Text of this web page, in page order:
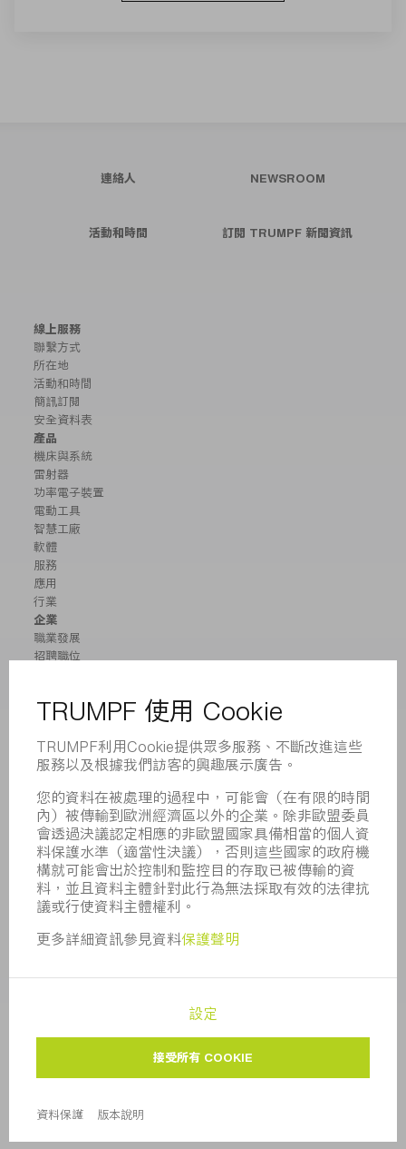
連絡人 NEWSROOM
活動和時間 訂閱 TRUMPF 新聞資訊
線上服務
聯繫方式
所在地
活動和時間
簡訊訂閱
安全資料表
產品
機床與系統
雷射器
功率電子裝置
電動工具
智慧工廠
軟體
服務
應用
行業
企業
職業發展
招聘職位
業務報告
合規
舉報系統
新聞稿
雜誌
可持續性
環境和氣候
社會和公共事務
企業管理
隱私設定